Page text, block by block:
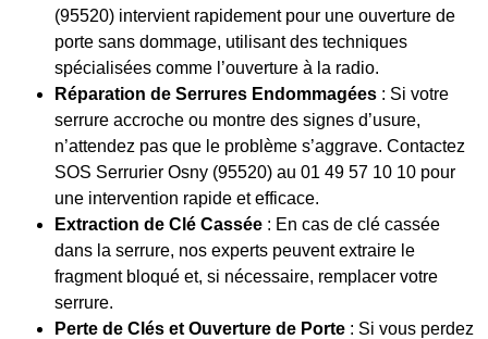
(95520) intervient rapidement pour une ouverture de
porte sans dommage, utilisant des techniques
spécialisées comme l’ouverture à la radio.
Réparation de Serrures Endommagées : Si votre
serrure accroche ou montre des signes d’usure,
n’attendez pas que le problème s’aggrave. Contactez
SOS Serrurier Osny (95520) au 01 49 57 10 10 pour
une intervention rapide et efficace.
Extraction de Clé Cassée : En cas de clé cassée
dans la serrure, nos experts peuvent extraire le
fragment bloqué et, si nécessaire, remplacer votre
serrure.
Perte de Clés et Ouverture de Porte : Si vous perdez